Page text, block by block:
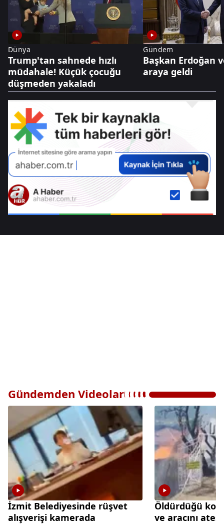
Dünya
Trump'tan sahnede hızlı
müdahale! Küçük çocuğu
düşmeden yakaladı
Gündem
Başkan Erdoğan
araya geldi
Gündemden Videolar
İzmit Belediyesinde rüşvet
alışverişi kamerada
Öldürdüğü
ve aracını